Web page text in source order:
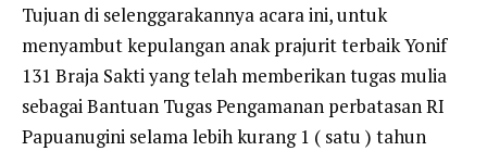
Tujuan di selenggarakannya acara ini, untuk
menyambut kepulangan anak prajurit terbaik Yonif
131 Braja Sakti yang telah memberikan tugas mulia
sebagai Bantuan Tugas Pengamanan perbatasan RI
Papuanugini selama lebih kurang 1 ( satu ) tahun